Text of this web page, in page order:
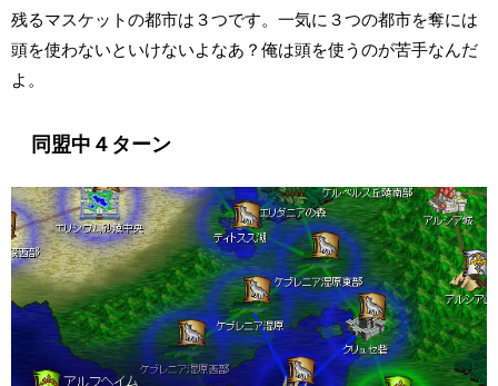
残るマスケットの都市は３つです。一気に３つの都市を奪には
頭を使わないといけないよなあ？俺は頭を使うのが苦手なんだ
よ。
同盟中４ターン